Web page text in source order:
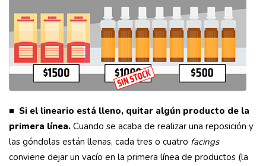
■ Si el lineario está lleno, quitar algún producto de la
primera línea. Cuando se acaba de realizar una reposición y
las góndolas están llenas, cada tres o cuatro facings
conviene dejar un vacío en la primera línea de productos (la